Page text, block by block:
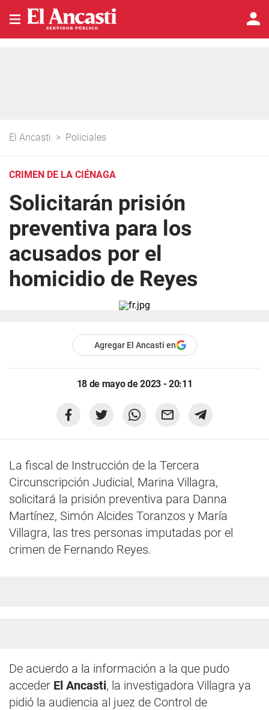
El Ancasti > Policiales
CRIMEN DE LA CIÉNAGA
Solicitarán prisión
preventiva para los
acusados por el
homicidio de Reyes
Agregar El Ancasti en
18 de mayo de 2023 - 20:11
La fiscal de Instrucción de la Tercera
Circunscripción Judicial, Marina Villagra,
solicitará la prisión preventiva para Danna
Martínez, Simón Alcides Toranzos y María
Villagra, las tres personas imputadas por el
crimen de Fernando Reyes.
De acuerdo a la información a la que pudo
acceder El Ancasti, la investigadora Villagra ya
pidió la audiencia al juez de Control de